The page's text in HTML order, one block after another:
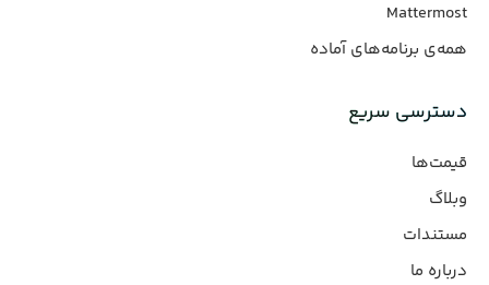
Mattermost
همه‌ی برنامه‌های آماده
دسترسی سریع
قیمت‌ها
وبلاگ
مستندات
درباره ما